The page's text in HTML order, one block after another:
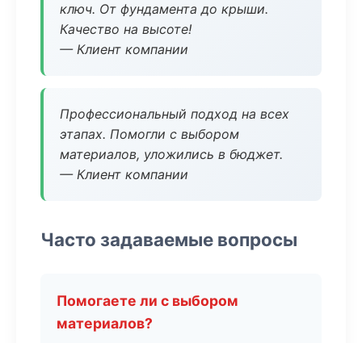
ключ. От фундамента до крыши.
Качество на высоте!
— Клиент компании
Профессиональный подход на всех
этапах. Помогли с выбором
материалов, уложились в бюджет.
— Клиент компании
Часто задаваемые вопросы
Помогаете ли с выбором
материалов?